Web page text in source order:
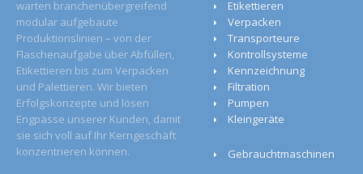
warten branchenübergreifend
modular aufgebaute
Produktionslinien – von der
Flaschenaufgabe über Abfüllen,
Etikettieren bis zum Verpacken
und Palettieren. Wir bieten
Erfolgskonzepte und lösen
Engpässe unserer Kunden, damit
sie sich voll auf Ihr Kerngeschäft
konzentrieren können.
Etikettieren
Verpacken
Transporteure
Kontrollsysteme
Kennzeichnung
Filtration
Pumpen
Kleingeräte
Gebrauchtmaschinen